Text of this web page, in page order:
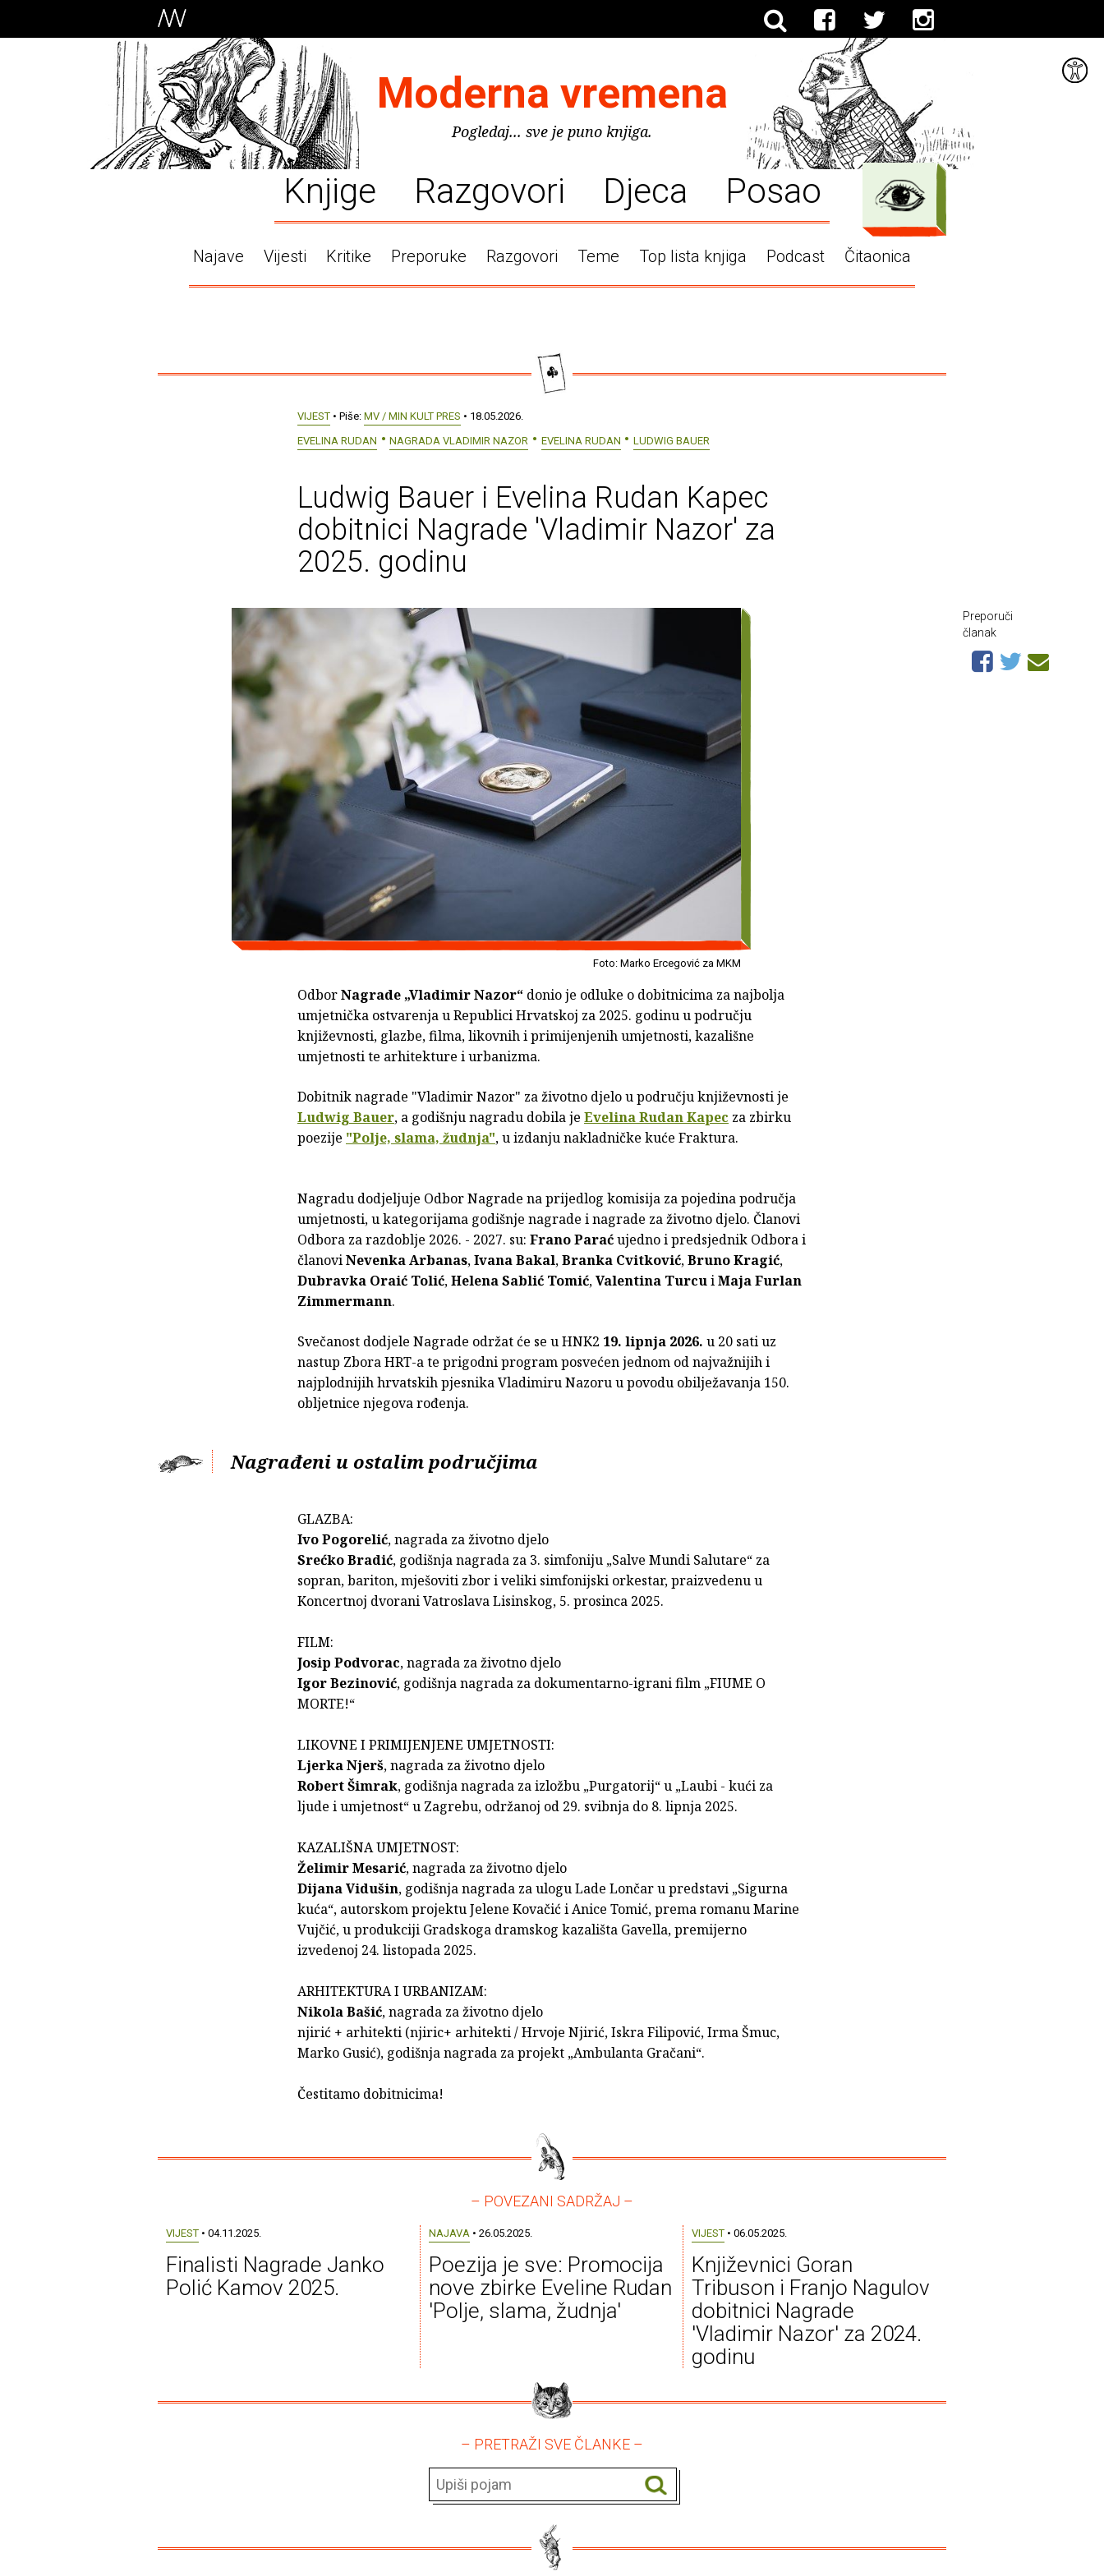
Moderna vremena
Pogledaj... sve je puno knjiga.
Knjige Razgovori Djeca Posao
Najave Vijesti Kritike Preporuke Razgovori Teme Top lista knjiga Podcast Čitaonica
VIJEST • Piše: MV / MIN KULT PRES • 18.05.2026.
EVELINA RUDAN
NAGRADA VLADIMIR NAZOR EVELINA RUDAN LUDWIG BAUER
Ludwig Bauer i Evelina Rudan Kapec
dobitnici Nagrade 'Vladimir Nazor' za
2025. godinu
Foto: Marko Ercegović za MKM
OdborNagrade „Vladimir Nazor“ donio je odluke o dobitnicima za najbolja
umjetnička ostvarenja u Republici Hrvatskoj za 2025. godinu u području
književnosti, glazbe, filma, likovnih i primijenjenih umjetnosti, kazališne
umjetnosti te arhitekture i urbanizma.
Dobitnik nagrade "Vladimir Nazor" za životno djelo u području književnosti je
Ludwig Bauer, a godišnju nagradu dobila je Evelina Rudan Kapec za zbirku
poezije "Polje, slama, žudnja", u izdanju nakladničke kuće Fraktura.
Nagradu dodjeljuje Odbor Nagrade na prijedlog komisija za pojedina područja
umjetnosti, u kategorijama godišnje nagrade i nagrade za životno djelo. Članovi
Odbora za razdoblje 2026. - 2027. su: Frano Paraćujedno i predsjednik Odbora i
članoviNevenka Arbanas,Ivana Bakal,Branka Cvitković,Bruno Kragić,
Dubravka Oraić Tolić,Helena Sablić Tomić,Valentina TurcuiMaja Furlan
Zimmermann.
Svečanost dodjele Nagrade održat će se u HNK2 19. lipnja 2026. u 20 sati uz
nastup Zbora HRT-a te prigodni program posvećen jednom od najvažnijih i
najplodnijih hrvatskih pjesnika Vladimiru Nazoru u povodu obilježavanja 150.
obljetnice njegova rođenja.
Nagrađeni u ostalim područjima
GLAZBA:
Ivo Pogorelić, nagrada za životno djelo
Srećko Bradić, godišnja nagrada za 3. simfoniju „Salve Mundi Salutare“ za
sopran, bariton, mješoviti zbor i veliki simfonijski orkestar, praizvedenu u
Koncertnoj dvorani Vatroslava Lisinskog, 5. prosinca 2025.
FILM:
Josip Podvorac, nagrada za životno djelo
Igor Bezinović, godišnja nagrada za dokumentarno-igrani film „FIUME O
MORTE!“
LIKOVNE I PRIMIJENJENE UMJETNOSTI:
Ljerka Njerš, nagrada za životno djelo
Robert Šimrak, godišnja nagrada za izložbu „Purgatorij“ u „Laubi - kući za
ljude i umjetnost“ u Zagrebu, održanoj od 29. svibnja do 8. lipnja 2025.
KAZALIŠNA UMJETNOST:
Želimir Mesarić, nagrada za životno djelo
Dijana Vidušin, godišnja nagrada za ulogu Lade Lončar u predstavi „Sigurna
kuća“, autorskom projektu Jelene Kovačić i Anice Tomić, prema romanu Marine
Vujčić, u produkciji Gradskoga dramskog kazališta Gavella, premijerno
izvedenoj 24. listopada 2025.
ARHITEKTURA I URBANIZAM:
Nikola Bašić, nagrada za životno djelo
njirić + arhitekti (njiric+ arhitekti / Hrvoje Njirić, Iskra Filipović, Irma Šmuc,
Marko Gusić), godišnja nagrada za projekt „Ambulanta Gračani“.
Čestitamo dobitnicima!
Preporuči
članak
– POVEZANI SADRŽAJ –
VIJEST• 04.11.2025.
Finalisti Nagrade Janko
Polić Kamov 2025.
NAJAVA• 26.05.2025.
Poezija je sve: Promocija
nove zbirke Eveline Rudan
'Polje, slama, žudnja'
VIJEST• 06.05.2025.
Književnici Goran
Tribuson i Franjo Nagulov
dobitnici Nagrade
'Vladimir Nazor' za 2024.
godinu
– PRETRAŽI SVE ČLANKE –